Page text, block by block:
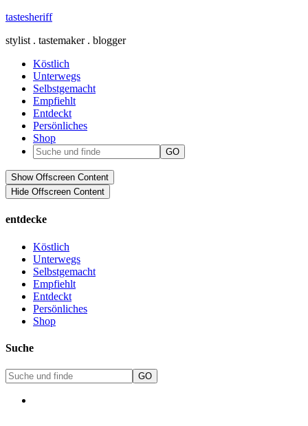
tastesheriff
stylist . tastemaker . blogger
Köstlich
Unterwegs
Selbstgemacht
Empfiehlt
Entdeckt
Persönliches
Shop
Show Offscreen Content
Hide Offscreen Content
entdecke
Köstlich
Unterwegs
Selbstgemacht
Empfiehlt
Entdeckt
Persönliches
Shop
Suche